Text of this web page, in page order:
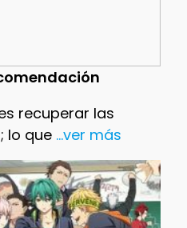
recuperar las
lo que...ver más